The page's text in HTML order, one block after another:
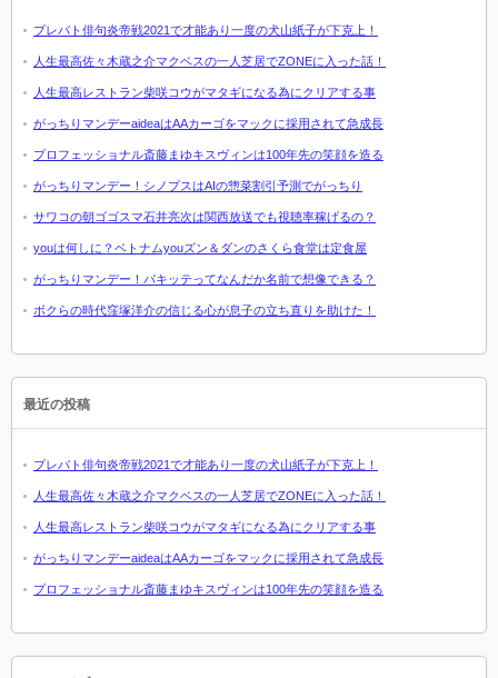
プレバト俳句炎帝戦2021で才能あり一度の犬山紙子が下克上！
人生最高佐々木蔵之介マクベスの一人芝居でZONEに入った話！
人生最高レストラン柴咲コウがマタギになる為にクリアする事
がっちりマンデーaideaはAAカーゴをマックに採用されて急成長
プロフェッショナル斎藤まゆキスヴィンは100年先の笑顔を造る
がっちりマンデー！シノプスはAIの惣菜割引予測でがっちり
サワコの朝ゴゴスマ石井亮次は関西放送でも視聴率稼げるの？
youは何しに？ベトナムyouズン＆ダンのさくら食堂は定食屋
がっちりマンデー！パキッテってなんだか名前で想像できる？
ボクらの時代窪塚洋介の信じる心が息子の立ち直りを助けた！
最近の投稿
プレバト俳句炎帝戦2021で才能あり一度の犬山紙子が下克上！
人生最高佐々木蔵之介マクベスの一人芝居でZONEに入った話！
人生最高レストラン柴咲コウがマタギになる為にクリアする事
がっちりマンデーaideaはAAカーゴをマックに採用されて急成長
プロフェッショナル斎藤まゆキスヴィンは100年先の笑顔を造る